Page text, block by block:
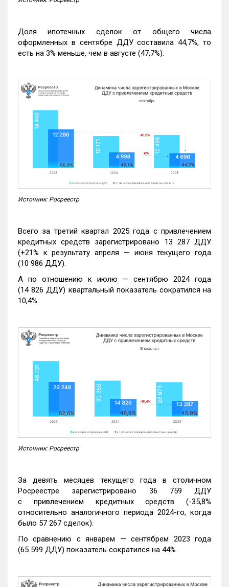
Доля ипотечных сделок от общего числа
оформленных в сентябре ДДУ составила 44,7%, то
есть на 3% меньше, чем в августе (47,7%).
Источник: Росреестр
Всего за третий квартал 2025 года с привлечением
кредитных средств зарегистрировано 13 287 ДДУ
(+21% к результату апреля — июня текущего года
(10 986 ДДУ).
А по отношению к июлю — сентябрю 2024 года
(14 826 ДДУ) квартальный показатель сократился на
10,4%.
Источник: Росреестр
За девять месяцев текущего года в столичном
Росреестре зарегистрировано 36 759 ДДУ
с привлечением кредитных средств (-35,8%
относительно аналогичного периода 2024-го, когда
было 57 267 сделок).
По сравнению с январем — сентябрем 2023 года
(65 599 ДДУ) показатель сократился на 44%.